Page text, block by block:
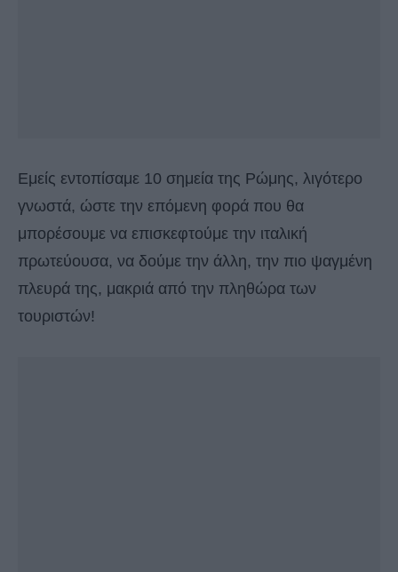
Εμείς εντοπίσαμε 10 σημεία της Ρώμης, λιγότερο
γνωστά, ώστε την επόμενη φορά που θα
μπορέσουμε να επισκεφτούμε την ιταλική
πρωτεύουσα, να δούμε την άλλη, την πιο ψαγμένη
πλευρά της, μακριά από την πληθώρα των
τουριστών!